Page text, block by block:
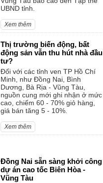
UBND tỉnh.
Xem thêm
Thị trường biến động, bất
động sản vẫn thu hút nhà đầu
tư?
Đối với các tỉnh ven TP Hồ Chí
Minh, như Đồng Nai, Bình
Dương, Bà Rịa - Vũng Tàu,
nguồn cung mới ghi nhận ở mức
cao, chiếm 60 - 70% giỏ hàng,
giá bán tăng 5 - 10%.
Xem thêm
Đồng Nai sẵn sàng khởi công
dự án cao tốc Biên Hòa -
Vũng Tàu